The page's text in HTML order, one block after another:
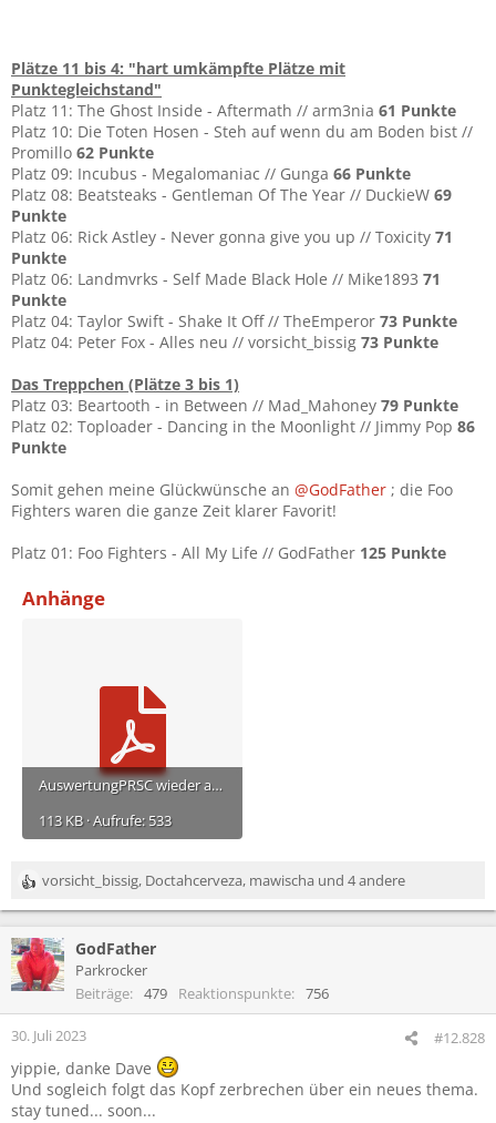
Plätze 11 bis 4: "hart umkämpfte Plätze mit
Punktegleichstand"
Platz 11: The Ghost Inside - Aftermath // arm3nia 61 Punkte
Platz 10: Die Toten Hosen - Steh auf wenn du am Boden bist //
Promillo 62 Punkte
Platz 09: Incubus - Megalomaniac // Gunga 66 Punkte
Platz 08: Beatsteaks - Gentleman Of The Year // DuckieW 69
Punkte
Platz 06: Rick Astley - Never gonna give you up // Toxicity 71
Punkte
Platz 06: Landmvrks - Self Made Black Hole // Mike1893 71
Punkte
Platz 04: Taylor Swift - Shake It Off // TheEmperor 73 Punkte
Platz 04: Peter Fox - Alles neu // vorsicht_bissig 73 Punkte
Das Treppchen (Plätze 3 bis 1)
Platz 03: Beartooth - in Between // Mad_Mahoney 79 Punkte
Platz 02: Toploader - Dancing in the Moonlight // Jimmy Pop 86
Punkte
Somit gehen meine Glückwünsche an @GodFather ; die Foo
Fighters waren die ganze Zeit klarer Favorit!
Platz 01: Foo Fighters - All My Life // GodFather 125 Punkte
Anhänge
AuswertungPRSC wieder aufstehen.pdf
113 KB · Aufrufe: 533
R
e
k
t
i
o
n
n
:
vorsicht_bissig, Doctahcerveza, mawischa und 4 andere
GodFather
Parkrocker
Beiträge
479 Reaktionspunkte 756
30. Juli 2023 #12.828
yippie, danke Dave
Und sogleich folgt das Kopf zerbrechen über ein neues thema.
stay tuned... soon...